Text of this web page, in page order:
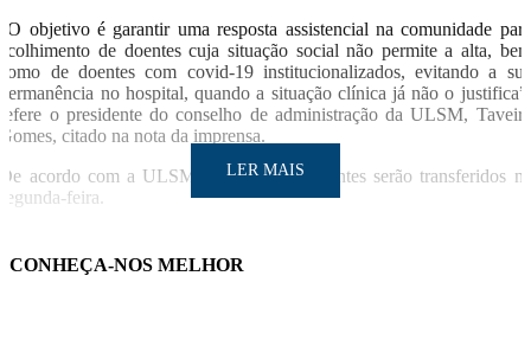
“O objetivo é garantir uma resposta assistencial na comunidade para
acolhimento de doentes cuja situação social não permite a alta, bem
como de doentes com covid-19 institucionalizados, evitando a sua
permanência no hospital, quando a situação clínica já não o justifica”,
refere o presidente do conselho de administração da ULSM, Taveira
Gomes, citado na nota da imprensa.
De acordo com a ULSM, os primeiros doentes serão transferidos na
segunda-feira.
mas sem condições para regresso a casa [casos sociais], bem como a
doentes internados em estruturas residenciais para idosos em
LER MAIS
CONHEÇA-NOS MELHOR